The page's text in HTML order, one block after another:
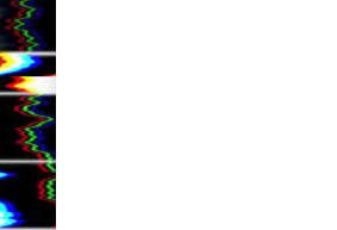
خميس حنكش
الدومة والتكة